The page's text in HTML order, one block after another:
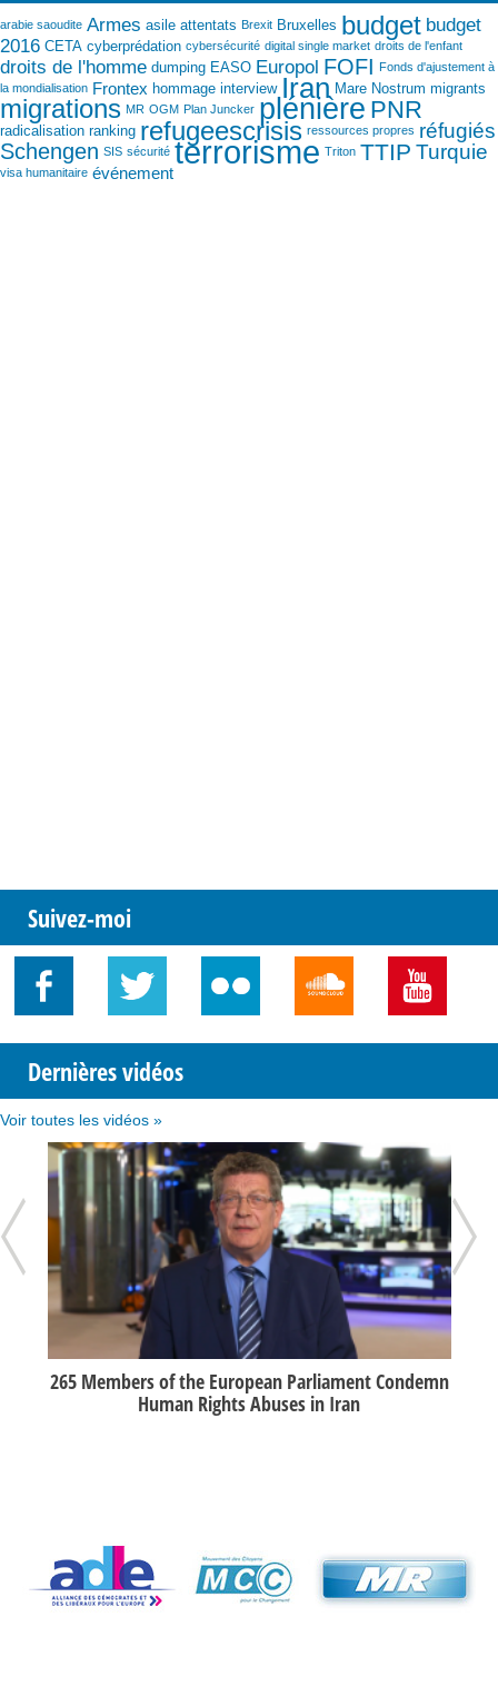
arabie saoudite Armes asile attentats Brexit Bruxelles budget budget
2016 CETA cyberprédation cybersécurité digital single market droits de l'enfant
droits de l'homme dumping EASO Europol FOFI
Fonds d'ajustement à
la mondialisation Frontex hommage interview Iran Mare Nostrum migrants
migrations MR OGM Plan Juncker plénière PNR
radicalisation ranking refugeescrisis ressources propres réfugiés
Schengen SIS sécurité terrorisme Triton TTIP Turquie
visa humanitaire événement
Suivez-moi
Dernières vidéos
Voir toutes les vidéos »
265 Members of the European Parliament Condemn
Human Rights Abuses in Iran